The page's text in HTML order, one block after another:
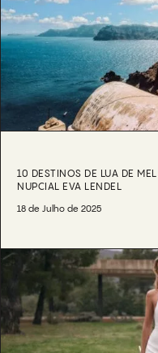
10 DESTINOS DE LUA DE
NUPCIAL EVA LENDEL
18 de Julho de 2025